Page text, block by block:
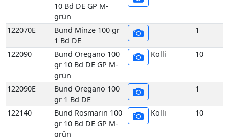
grün
122090E
Bund Oregano 100
gr 1 Bd DE
1
122140
Bund Rosmarin 100
gr 10 Bd DE GP M-
grün
Kolli 10
122140E
Bund Rosmarin 100
gr 1 Bd DE
1
122180
Bund Salbei 100 gr
10 Bd DE GP M-
grün
Kolli 10